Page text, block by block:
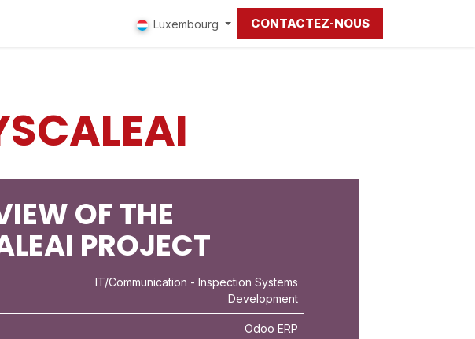
Luxembourg CONTACTEZ-NOUS
OF THE
PROJECT
IT/Communication - Inspection Systems
Development
Odoo ERP